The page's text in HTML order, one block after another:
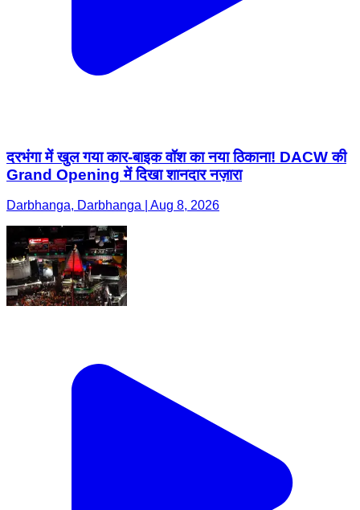
दरभंगा में खुल गया कार-बाइक वॉश का नया ठिकाना! DACW की
Grand Opening में दिखा शानदार नज़ारा
Darbhanga, Darbhanga | Aug 8, 2026